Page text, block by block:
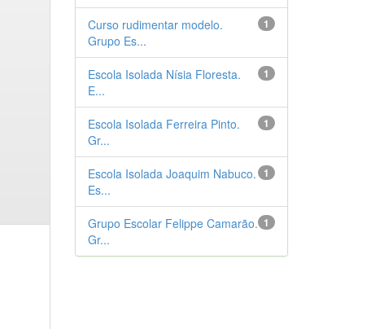
1
Curso rudimentar modelo.
Grupo Es...
1
Escola Isolada Nísia Floresta.
E...
1
Escola Isolada Ferreira Pinto.
Gr...
1
Escola Isolada Joaquim Nabuco.
Es...
1
Grupo Escolar Felippe Camarão.
Gr...